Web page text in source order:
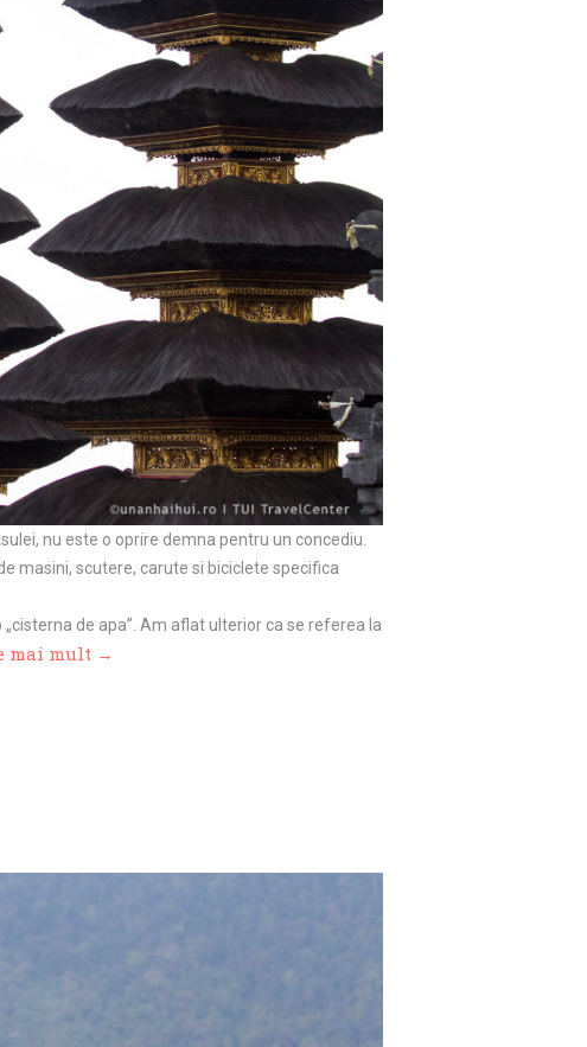
nu este o oprire demna pentru un concediu.
masini, scutere, carute si biciclete specifica
de apa”. Am aflat ulterior ca se referea la
mai mult →